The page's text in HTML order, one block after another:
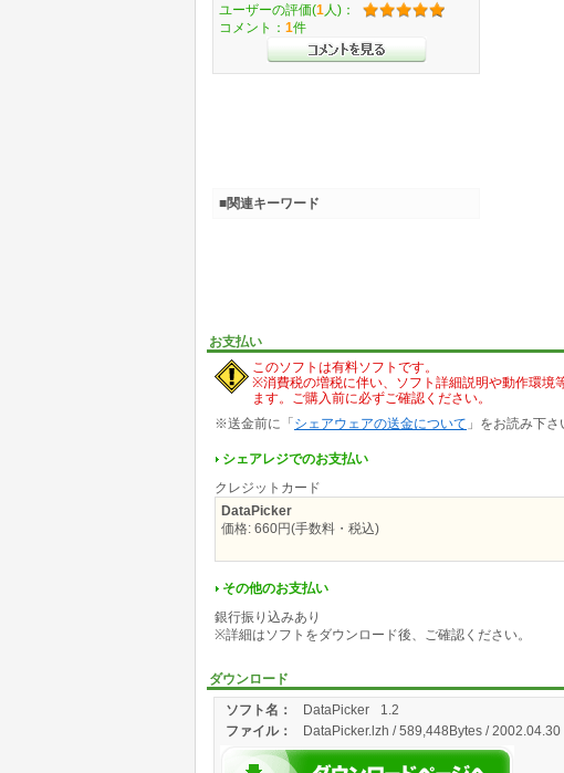
お支払い
このソフトは有料ソフトです。
※消費税の増税に伴い、ソフト詳細説明や動作環境
ます。ご購入前に必ずご確認ください。
※送金前に「シェアウェアの送金について 」をお読み下さ
シェアレジでのお支払い
クレジットカード
DataPicker
価格: 660円(手数料・税込)
その他のお支払い
銀行振り込みあり
※詳細はソフトをダウンロード後、ご確認ください。
ダウンロード
ソフト名：
DataPicker 1.2
ファイル： DataPicker.lzh / 589,448Bytes / 2002.04.30
ユーザーの評価(1 人)：
コメント： 1件
■関連キーワード